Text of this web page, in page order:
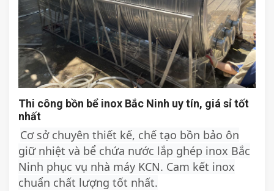
Thi công bồn bể inox Bắc Ninh uy tín, giá sỉ tốt
nhất
Cơ sở chuyên thiết kế, chế tạo bồn bảo ôn
giữ nhiệt và bể chứa nước lắp ghép inox Bắc
Ninh phục vụ nhà máy KCN. Cam kết inox
chuẩn chất lượng tốt nhất.